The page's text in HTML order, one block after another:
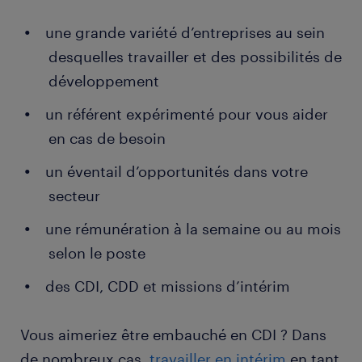
une grande variété d’entreprises au sein
desquelles travailler et des possibilités de
développement
un référent expérimenté pour vous aider
en cas de besoin
un éventail d’opportunités dans votre
secteur
une rémunération à la semaine ou au mois
selon le poste
des CDI, CDD et missions d’intérim
Vous aimeriez être embauché en CDI ? Dans